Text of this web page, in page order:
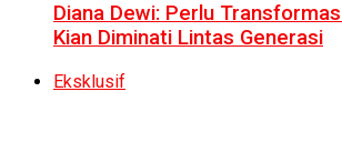
Diana Dewi: Perlu
Kian Diminati Lintas Generasi
Eksklusif